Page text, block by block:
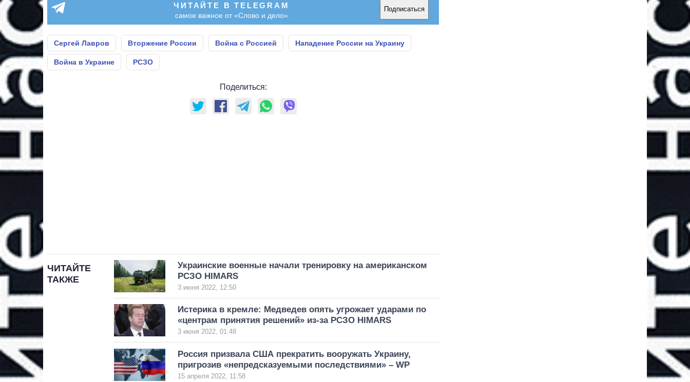
ЧИТАЙТЕ В TELEGRAM
самое важное от «Слово и дело»
Подписаться
Сергей Лавров Вторжение России Война с Россией Нападение России на Украину
Война в Украине РСЗО
Поделиться:
ЧИТАЙТЕ
ТАКЖЕ
Украинские военные начали тренировку на американском
РСЗО HIMARS
3 июня 2022, 12:50
Истерика в кремле: Медведев опять угрожает ударами по
«центрам принятия решений» из-за РСЗО HIMARS
3 июня 2022, 01:48
Россия призвала США прекратить вооружать Украину,
пригрозив «непредсказуемыми последствиями» – WP
15 апреля 2022, 11:58